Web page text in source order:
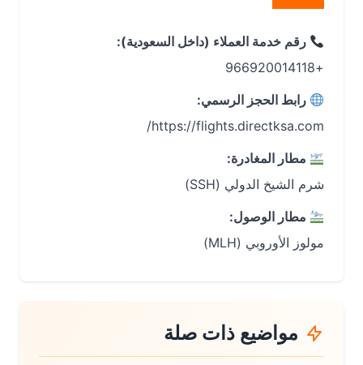
رقم خدمة العملاء (داخل السعودية):
رابط الحجز الرسمي:
https://flights.directksa.com/
مطار المغادرة:
شرم الشيخ الدولي (SSH)
مطار الوصول:
مولوز الأوروبي (MLH)
مواضيع ذات صلة